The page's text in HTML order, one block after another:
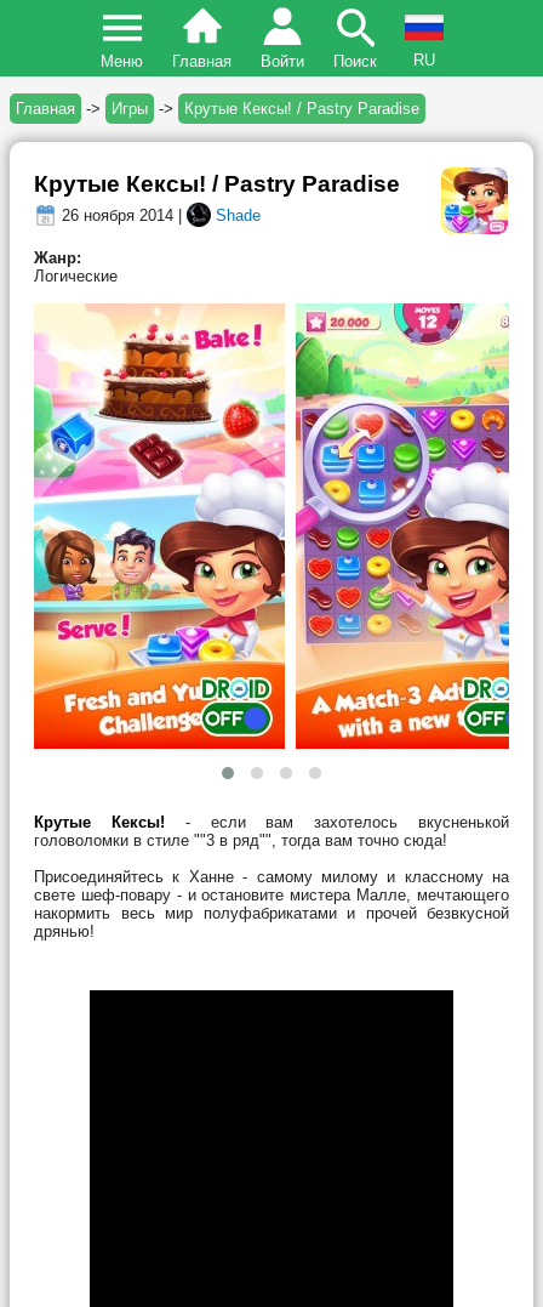
Меню Главная Войти Поиск RU
Главная -> Игры -> Крутые Кексы! / Pastry Paradise
Крутые Кексы! / Pastry Paradise
26 ноября 2014 | Shade
Жанр:
Логические
Крутые Кексы! - если вам захотелось вкусненькой
головоломки в стиле ""3 в ряд"", тогда вам точно сюда!
Присоединяйтесь к Ханне - самому милому и классному на
свете шеф-повару - и остановите мистера Малле, мечтающего
накормить весь мир полуфабрикатами и прочей безвкусной
дрянью!